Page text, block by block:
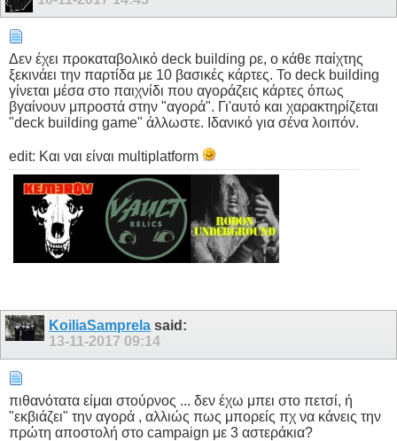
Δεν έχει προκαταβολικό deck building ρε, ο κάθε παίχτης
ξεκινάει την παρτίδα με 10 βασικές κάρτες. Το deck building
γίνεται μέσα στο παιχνίδι που αγοράζεις κάρτες όπως
βγαίνουν μπροστά στην "αγορά". Γι'αυτό και χαρακτηρίζεται
"deck building game" άλλωστε. Ιδανικό για σένα λοιπόν.
edit: Και ναι είναι multiplatform
KoiliaSamprela said:
13-11-2017 09:14
πιθανότατα είμαι στούρνος ... δεν έχω μπει στο πετσί, ή
"εκβιάζει" την αγορά , αλλιώς πως μπορείς πχ να κάνεις την
πρώτη αποστολή στο campaign με 3 αστεράκια?